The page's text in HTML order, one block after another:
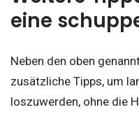
eine
Neben den oben
zusätzliche Tipps, um
loszuwerden, ohne die